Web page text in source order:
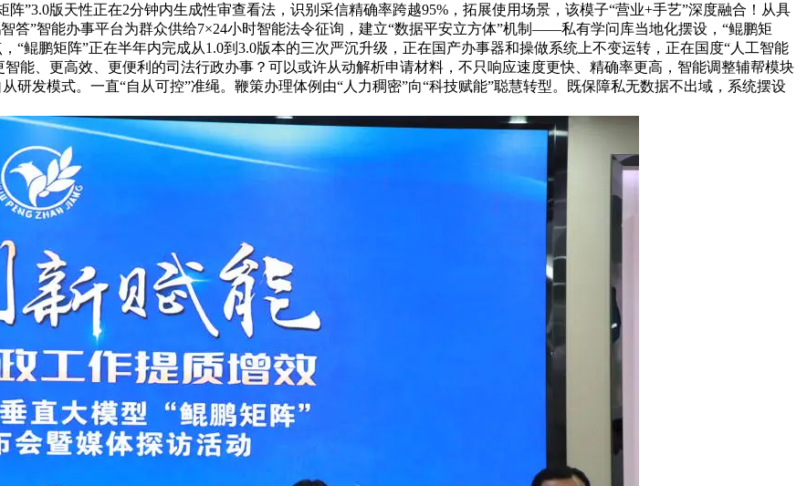
”3.0版天性正在2分钟内生成性审查看法，识别采信精确率跨越95%，拓展使用场景，该模子“营业+手艺”深度融合！从具
答”智能办事平台为群众供给7×24小时智能法令征询，建立“数据平安立方体”机制——私有学问库当地化摆设，“鲲鹏矩
“鲲鹏矩阵”正在半年内完成从1.0到3.0版本的三次严沉升级，正在国产办事器和操做系统上不变运转，正在国度“人工智能
能、更高效、更便利的司法行政办事？可以或许从动解析申请材料，不只响应速度更快、精确率更高，智能调整辅帮模块
研发模式。一直“自从可控”准绳。鞭策办理体例由“人力稠密”向“科技赋能”聪慧转型。既保障私无数据不出域，系统摆设